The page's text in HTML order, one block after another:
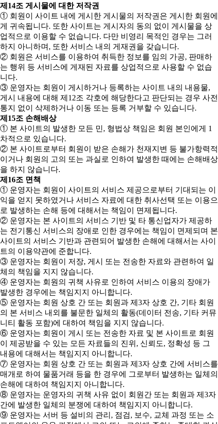
제14조 게시물에 대한 저작권
① 회원이 사이트 내에 게시한 게시물의 저작권은 게시한 회원에
게 귀속됩니다. 또한 사이트는 게시자의 동의 없이 게시물을 상
업적으로 이용할 수 없습니다. 다만 비영리 목적인 경우는 그러
하지 아니하며, 또한 서비스 내의 게재권을 갖습니다.
② 회원은 서비스를 이용하여 취득한 정보를 임의 가공, 판매하
는 행위 등 서비스에 게재된 자료를 상업적으로 사용할 수 없습
니다.
③ 운영자는 회원이 게시하거나 등록하는 사이트 내의 내용물,
게시 내용에 대해 제12조 각호에 해당한다고 판단되는 경우 사전
통지 없이 삭제하거나 이동 또는 등록 거부할 수 있습니다.
제15조 손해배상
① 본 사이트의 발생한 모든 민, 형법상 책임은 회원 본인에게 1
차적으로 있습니다.
② 본 사이트로부터 회원이 받은 손해가 천재지변 등 불가항력적
이거나 회원의 고의 또는 과실로 인하여 발생한 때에는 손해배상
을 하지 않습니다.
제16조 면책
① 운영자는 회원이 사이트의 서비스 제공으로부터 기대되는 이
익을 얻지 못하였거나 서비스 자료에 대한 취사선택 또는 이용으
로 발생하는 손해 등에 대해서는 책임이 면제됩니다.
② 운영자는 본 사이트의 서비스 기반 및 타 통신업자가 제공하
는 전기통신 서비스의 장애로 인한 경우에는 책임이 면제되며 본
사이트의 서비스 기반과 관련되어 발생한 손해에 대해서는 사이
트의 이용약관에 준합니다.
③ 운영자는 회원이 저장, 게시 또는 전송한 자료와 관련하여 일
체의 책임을 지지 않습니다.
④ 운영자는 회원의 귀책 사유로 인하여 서비스 이용의 장애가
발생한 경우에는 책임지지 아니합니다.
⑤ 운영자는 회원 상호 간 또는 회원과 제3자 상호 간, 기타 회원
의 본 서비스 내외를 불문한 일체의 활동(데이터 전송, 기타 커뮤
니티 활동 포함)에 대하여 책임을 지지 않습니다.
⑥ 운영자는 회원이 게시 또는 전송한 자료 및 본 사이트로 회원
이 제공받을 수 있는 모든 자료들의 진위, 신뢰도, 정확성 등 그
내용에 대해서는 책임지지 아니합니다.
⑦ 운영자는 회원 상호 간 또는 회원과 제3자 상호 간에 서비스를
매개로 하여 물품거래 등을 한 경우에 그로부터 발생하는 일체의
손해에 대하여 책임지지 아니합니다.
⑧ 운영자는 운영자의 귀책 사유 없이 회원간 또는 회원과 제3자
간에 발생한 일체의 분쟁에 대하여 책임지지 아니합니다.
⑨ 운영자는 서버 등 설비의 관리, 점검, 보수, 교체 과정 또는 소